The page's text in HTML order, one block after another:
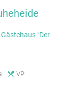
"Der
VP